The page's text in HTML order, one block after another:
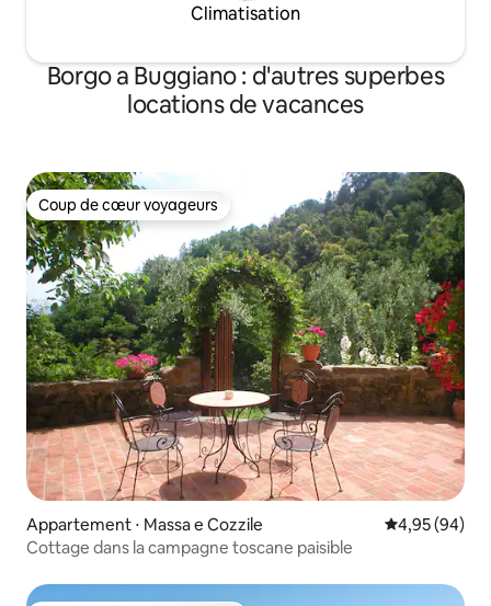
Climatisation
Borgo a Buggiano : d'autres superbes
locations de vacances
Coup de cœur voyageurs
Coup de cœur voyageurs
Appartement ⋅ Massa e Cozzile Évaluation
4,95 (94)
Cottage dans la campagne toscane paisible